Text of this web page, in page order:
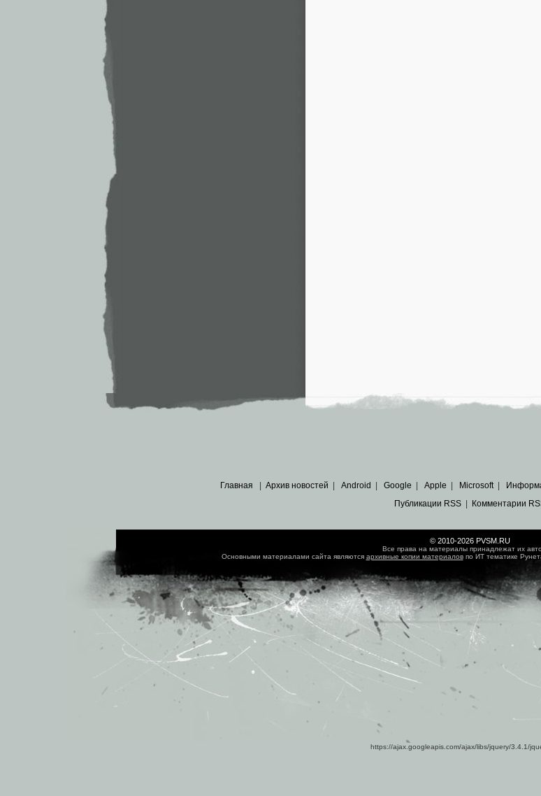
Главная Архив новостей Android Google Apple Microsoft|
Публикации RSS| Комментарии
© 2010-2026 PVSM.RU
Все права на материалы принадлежат их
Основными материалами сайта являются архивные копии материаловпо ИТ тематике
https://ajax.googleapis.com/ajax/libs/jquery/3.4.1/